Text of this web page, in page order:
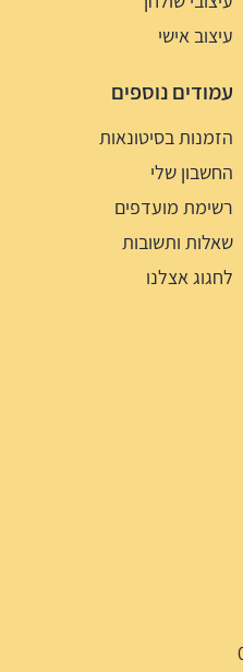
עיצוב אישי
עמודים נוספים
הזמנות בסיטונאות
החשבון שלי
רשימת מועדפים
שאלות ותשובות
לחגוג אצלנו